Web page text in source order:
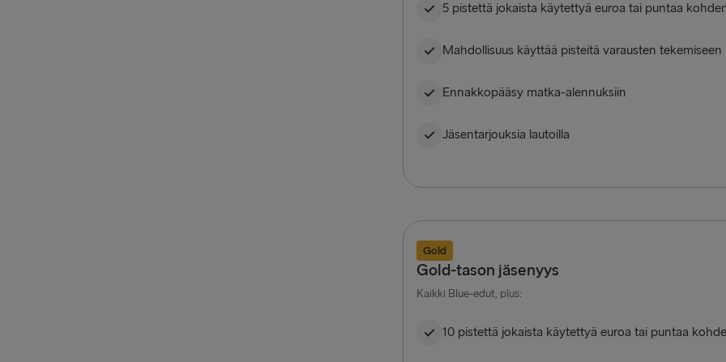
5 pistettä jokaista käytettyä euroa tai puntaa
Mahdollisuus käyttää pisteitä varausten tekemiseen
Ennakkopääsy matka-alennuksiin
Jäsentarjouksia lautoilla
Gold
Gold-tason jäsenyys
Kaikki Blue-edut, plus:
10 pistettä jokaista käytettyä euroa tai puntaa